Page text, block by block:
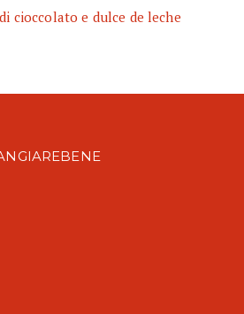
cioccolato e dulce de leche